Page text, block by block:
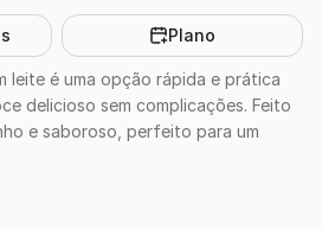
Plano
leite é uma opção rápida e prática
delicioso sem complicações. Feito
e saboroso, perfeito para um